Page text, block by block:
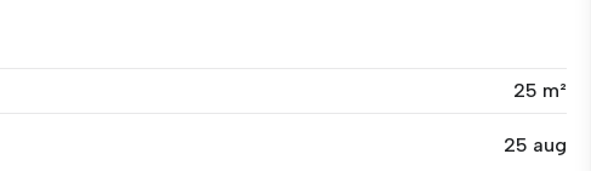
25 m²
25 aug